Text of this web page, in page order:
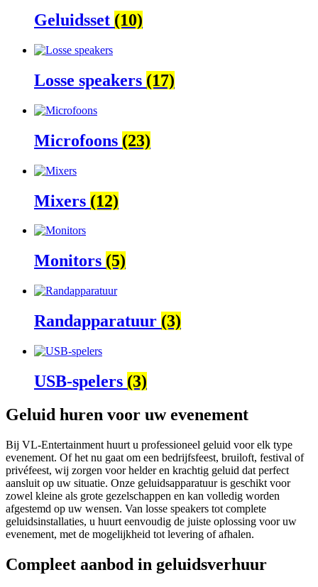
Geluidsset (10)
Losse speakers (17)
Microfoons (23)
Mixers (12)
Monitors (5)
Randapparatuur (3)
USB-spelers (3)
Geluid huren voor uw evenement
Bij VL-Entertainment huurt u professioneel geluid voor elk type
evenement. Of het nu gaat om een bedrijfsfeest, bruiloft, festival of
privéfeest, wij zorgen voor helder en krachtig geluid dat perfect
aansluit op uw situatie. Onze geluidsapparatuur is geschikt voor
zowel kleine als grote gezelschappen en kan volledig worden
afgestemd op uw wensen. Van losse speakers tot complete
geluidsinstallaties, u huurt eenvoudig de juiste oplossing voor uw
evenement, met de mogelijkheid tot levering of afhalen.
Compleet aanbod in geluidsverhuur